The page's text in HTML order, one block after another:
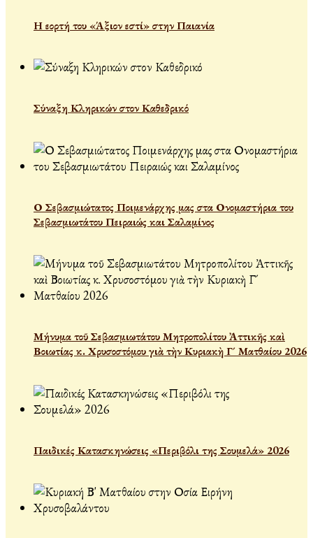
Η εορτή του «Άξιον εστί» στην Παιανία
Σύναξη Κληρικών στον Καθεδρικό
Ο Σεβασμιώτατος Ποιμενάρχης μας στα Ονομαστήρια του
Σεβασμιωτάτου Πειραιώς και Σαλαμίνος
Μήνυμα τοῦ Σεβασμιωτάτου Μητροπολίτου Ἀττικῆς καὶ
Βοιωτίας κ. Χρυσοστόμου γιὰ τὴν Κυριακὴ Γ´ Ματθαίου 2026
Παιδικές Κατασκηνώσεις «Περιβόλι της Σουμελά» 2026